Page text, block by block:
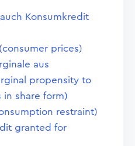
Konsumkredit
prices)
aus
propensity to
in share form)
restraint)
granted for